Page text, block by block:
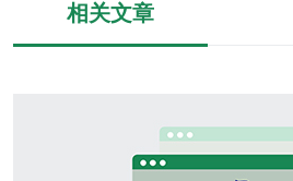
相关文章